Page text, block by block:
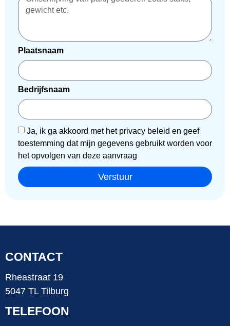
Plaatsnaam
Bedrijfsnaam
Ja, ik ga akkoord met het privacy beleid en geef
toestemming dat mijn gegevens gebruikt worden voor
het opvolgen van deze aanvraag
Verstuur
CONTACT
Rheastraat 19
5047 TL Tilburg
TELEFOON